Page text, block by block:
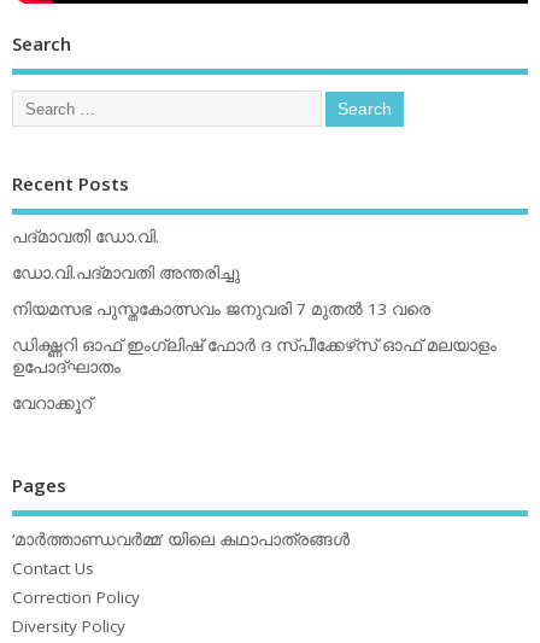
Search
Recent Posts
പദ്മാവതി ഡോ.വി.
ഡോ.വി.പദ്മാവതി അന്തരിച്ചു
നിയമസഭ പുസ്തകോത്സവം ജനുവരി 7 മുതല്‍ 13 വരെ
ഡിക്ഷ്ണറി ഓഫ് ഇംഗ്ലിഷ് ഫോര്‍ ദ സ്പീക്കേഴ്‌സ് ഓഫ് മലയാളം
ഉപോദ്ഘാതം
വേറാക്കൂറ്
Pages
‘മാര്‍ത്താണ്ഡവര്‍മ്മ’ യിലെ കഥാപാത്രങ്ങള്‍
Contact Us
Correction Policy
Diversity Policy